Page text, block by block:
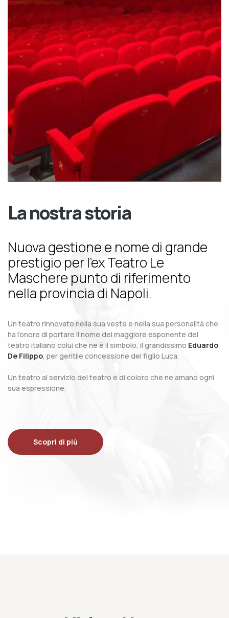
La nostra storia
Nuova gestione e nome di grande
prestigio per l’ex Teatro Le
Maschere punto di riferimento
nella provincia di Napoli.
Un teatro rinnovato nella sua veste e nella sua personalità che
ha l’onore di portare il nome del maggiore esponente del
teatro italiano colui che ne è il simbolo, il grandissimo Eduardo
De Filippo, per gentile concessione del figlio Luca.
Un teatro al servizio del teatro e di coloro che ne amano ogni
sua espressione.
Scopri di più